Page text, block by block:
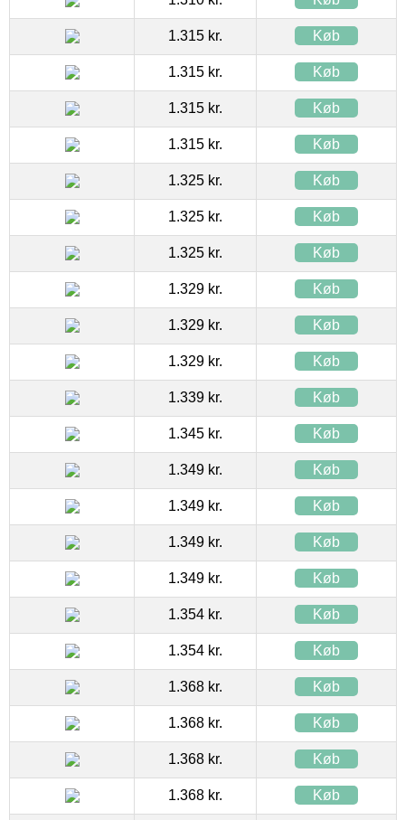
1.315 kr. Køb
1.315 kr. Køb
1.315 kr. Køb
1.315 kr. Køb
1.325 kr. Køb
1.325 kr. Køb
1.325 kr. Køb
1.329 kr. Køb
1.329 kr. Køb
1.329 kr. Køb
1.339 kr. Køb
1.345 kr. Køb
1.349 kr. Køb
1.349 kr. Køb
1.349 kr. Køb
1.349 kr. Køb
1.354 kr. Køb
1.354 kr. Køb
1.368 kr. Køb
1.368 kr. Køb
1.368 kr. Køb
1.368 kr. Køb